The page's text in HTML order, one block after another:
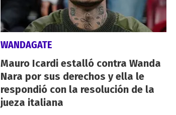
WANDAGATE
Mauro Icardi estalló contra Wanda
Nara por sus derechos y ella le
respondió con la resolución de la
jueza italiana